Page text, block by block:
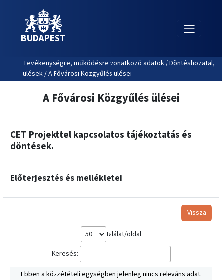
BUDAPEST
Tevékenységre, működésre vonatkozó adatok / Döntéshozatal,
ülések / A Fővárosi Közgyűlés ülései
A Fővárosi Közgyűlés ülései
CET Projekttel kapcsolatos tájékoztatás és
döntések.
Előterjesztés és mellékletei
Vissza
találat/oldal
Keresés:
Ebben a közzétételi egységben jelenleg nincs releváns adat.